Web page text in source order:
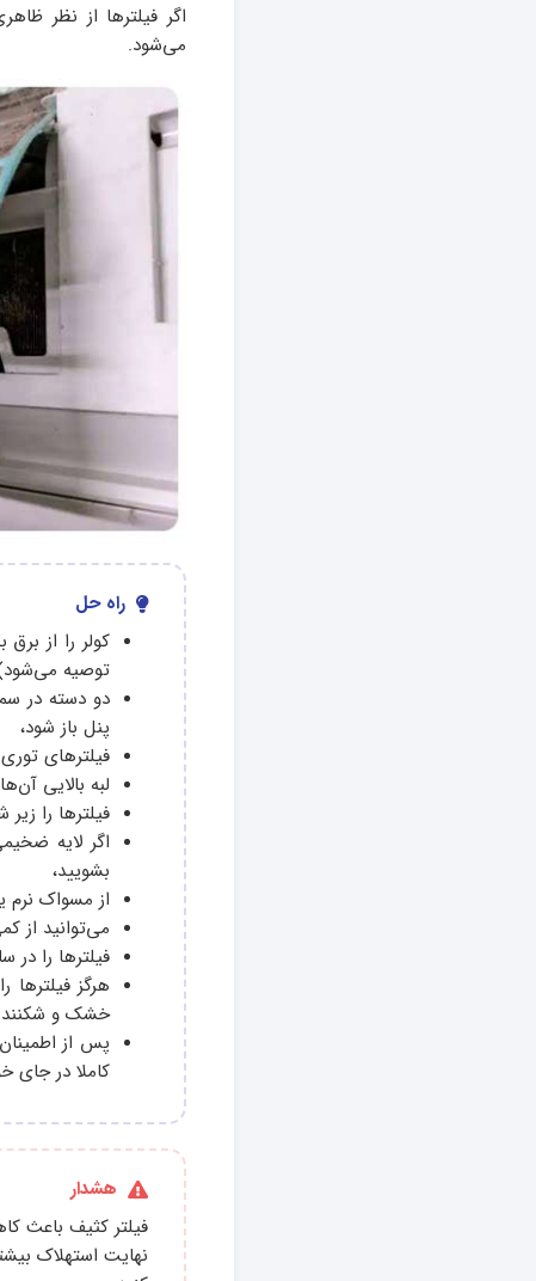
اگر فیلترها از نظر
می‌شود.
راه حل
کولر را از
توصیه
دو دسته در
پنل باز شود،
فیلترهای توری
لبه بالایی
فیلترها را
اگر لایه
بشویید،
از مسواک نرم
می‌توانید از
فیلترها را
هرگز فیلترها
خشک و
پس از
کاملا در جای
هشدار
فیلتر کثیف باعث
نهایت استهلاک